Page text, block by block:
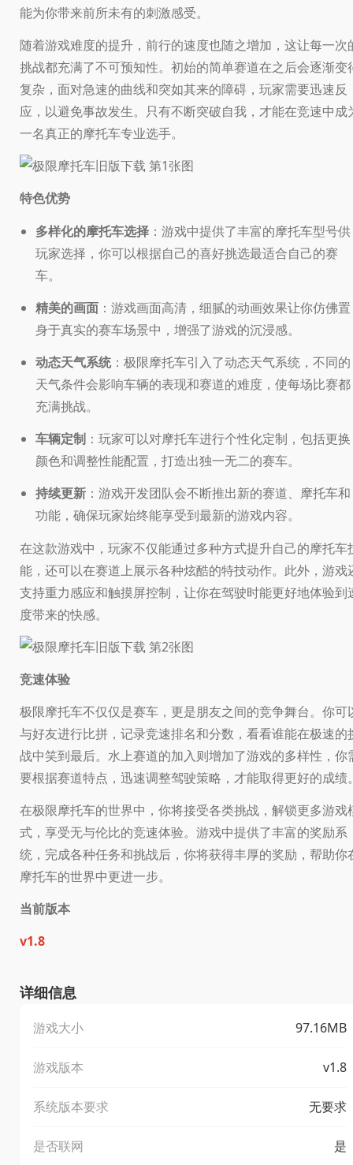
能为你带来前所未有的刺激感受。
随着游戏难度的提升，前行的速度也随之增加，这让每一次
挑战都充满了不可预知性。初始的简单赛道在之后会逐渐变
复杂，面对急速的曲线和突如其来的障碍，玩家需要迅速反
应，以避免事故发生。只有不断突破自我，才能在竞速中成
一名真正的摩托车专业选手。
特色优势
多样化的摩托车选择 ：游戏中提供了丰富的摩托车型号供
玩家选择，你可以根据自己的喜好挑选最适合自己的赛
车。
精美的画面 ：游戏画面高清，细腻的动画效果让你仿佛置
身于真实的赛车场景中，增强了游戏的沉浸感。
动态天气系统：极限摩托车引入了动态天气系统，不同的
天气条件会影响车辆的表现和赛道的难度，使每场比赛都
充满挑战。
车辆定制 ：玩家可以对摩托车进行个性化定制，包括更换
颜色和调整性能配置，打造出独一无二的赛车。
持续更新 ：游戏开发团队会不断推出新的赛道、摩托车和
功能，确保玩家始终能享受到最新的游戏内容。
在这款游戏中，玩家不仅能通过多种方式提升自己的摩托车
能，还可以在赛道上展示各种炫酷的特技动作。此外，游戏
支持重力感应和触摸屏控制，让你在驾驶时能更好地体验到
度带来的快感。
竞速体验
极限摩托车不仅仅是赛车，更是朋友之间的竞争舞台。你可
与好友进行比拼，记录竞速排名和分数，看看谁能在极速的
战中笑到最后。水上赛道的加入则增加了游戏的多样性，你
要根据赛道特点，迅速调整驾驶策略，才能取得更好的成绩
在极限摩托车的世界中，你将接受各类挑战，解锁更多游戏
式，享受无与伦比的竞速体验。游戏中提供了丰富的奖励系
统，完成各种任务和挑战后，你将获得丰厚的奖励，帮助你
摩托车的世界中更进一步。
当前版本
v1.8
详细信息
游戏大小 97.16MB
游戏版本 v1.8
系统版本要求 无要求
是否联网 是